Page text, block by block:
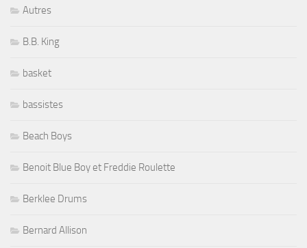
Autres
B.B. King
basket
bassistes
Beach Boys
Benoit Blue Boy et Freddie Roulette
Berklee Drums
Bernard Allison